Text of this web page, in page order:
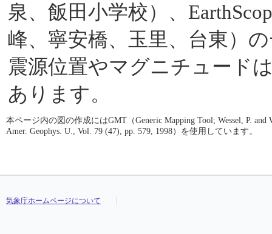
泉、飯田小学校）、
峰、寧安橋、玉里、台東）
震源位置やマグニチュード
あります。
本ページ内の図の作成にはGMT（Generic Mapping Tool; Wessel, P. and
Amer. Geophys. U., Vol. 79 (47), pp. 579, 1998）を使用しています。
気象庁ホームページについて